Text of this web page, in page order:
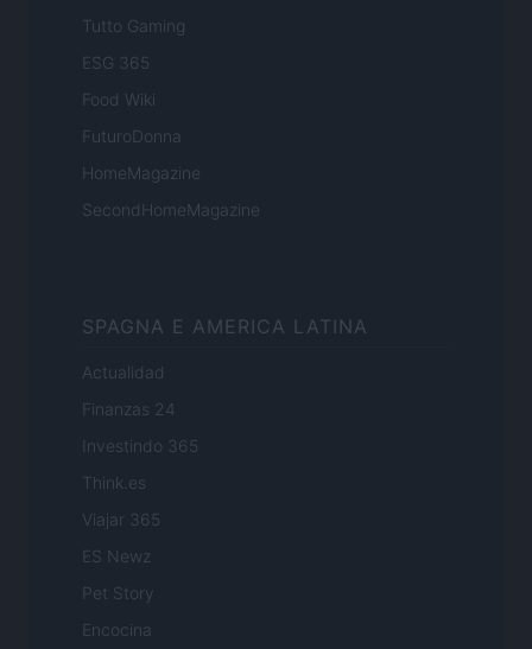
Tutto Gaming
ESG 365
Food Wiki
FuturoDonna
HomeMagazine
SecondHomeMagazine
SPAGNA E AMERICA LATINA
Actualidad
Finanzas 24
Investindo 365
Think.es
Viajar 365
ES Newz
Pet Story
Encocina